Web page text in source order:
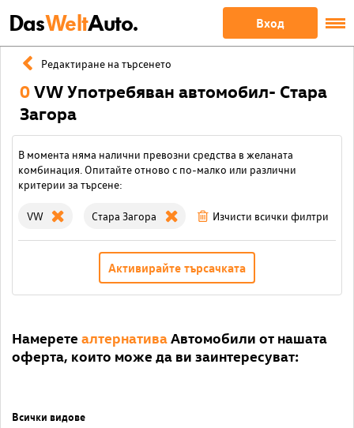
DasWeltAuto. Вход
Редактиране на търсенето
0VW Употребяван автомобил- Стара
Загора
В момента няма налични превозни средства в желаната
комбинация. Опитайте отново с по-малко или различни
критерии за търсене:
VW Стара Загора Изчисти всички филтри
Активирайте търсачката
Намерете алтернативаАвтомобили от нашата
оферта, които може да ви заинтересуват:
Всички видове